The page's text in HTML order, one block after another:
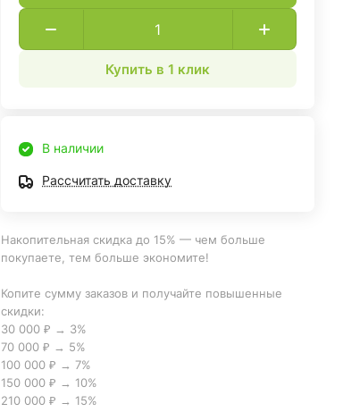
Купить в 1 клик
В наличии
Рассчитать доставку
Накопительная скидка до 15% — чем больше
покупаете, тем больше экономите!
Копите сумму заказов и получайте повышенные
скидки:
30 000 ₽ → 3%
70 000 ₽ → 5%
100 000 ₽ → 7%
150 000 ₽ → 10%
210 000 ₽ → 15%